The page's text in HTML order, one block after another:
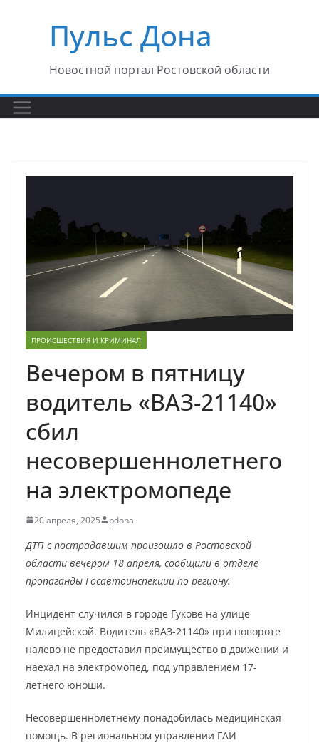
содержимомуПульс Дона
Новостной портал Ростовской области
ПРОИСШЕСТВИЯ И КРИМИНАЛ
Вечером в пятницу
водитель «ВАЗ-21140»
сбил
несовершеннолетнего
на электромопеде
20 апреля, 2025 pdona
ДТП с пострадавшим произошло в Ростовской
области вечером 18 апреля, сообщили в отделе
пропаганды Госавтоинспекции по региону.
Инцидент случился в городе Гукове на улице
Милицейской. Водитель «ВАЗ-21140» при повороте
налево не предоставил преимущество в движении и
наехал на электромопед, под управлением 17-
летнего юноши.
Несовершеннолетнему понадобилась медицинская
помощь. В региональном управлении ГАИ